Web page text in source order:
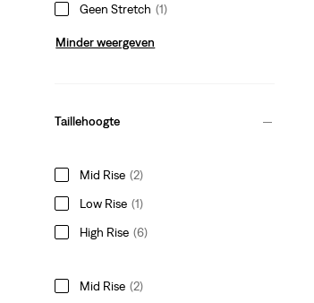
Geen Stretch (1)
Minder weergeven
Taillehoogte
Mid Rise (2)
Low Rise (1)
High Rise (6)
Mid Rise (2)